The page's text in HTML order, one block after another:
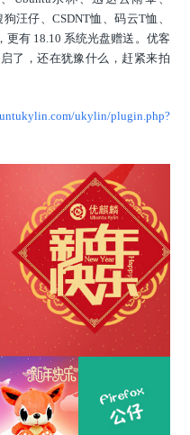
汪仔、CSDNT恤、码云T恤、
更有 18.10 系统光盘赠送。优客
了，还在犹豫什么，赶紧来拍
ukylin/plugin.php?